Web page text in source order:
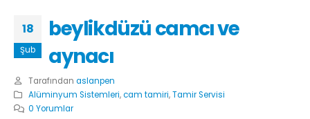
18
Şub
beylikdüzü camcı ve
aynacı
Tarafından aslanpen
Alüminyum Sistemleri,cam tamiri,Tamir Servisi
0 Yorumlar